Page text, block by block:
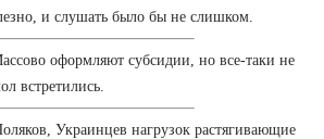
и слушать было бы не слишком.
оформляют субсидии, но все-таки не
встретились.
Украинцев нагрузок растягивающие